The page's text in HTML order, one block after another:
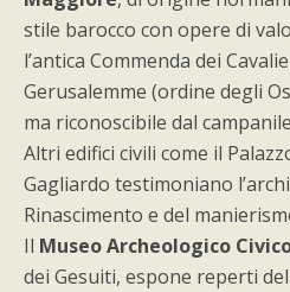
stile barocco con opere di
l’antica Commenda dei
Gerusalemme (ordine degli
ma riconoscibile dal
Altri edifici civili come il
Gagliardo testimoniano
Rinascimento e del
Il Museo Archeologico
dei Gesuiti, espone reperti